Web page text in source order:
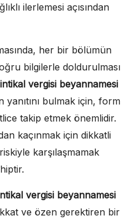
ilerlemesi açısından
her bir bölümün
bilgilerle doldurulması
vergisi beyannamesi
yanıtını bulmak için, form
takip etmek önemlidir.
kaçınmak için dikkatli
karşılaşmamak
vergisi beyannamesi
ve özen gerektiren bir